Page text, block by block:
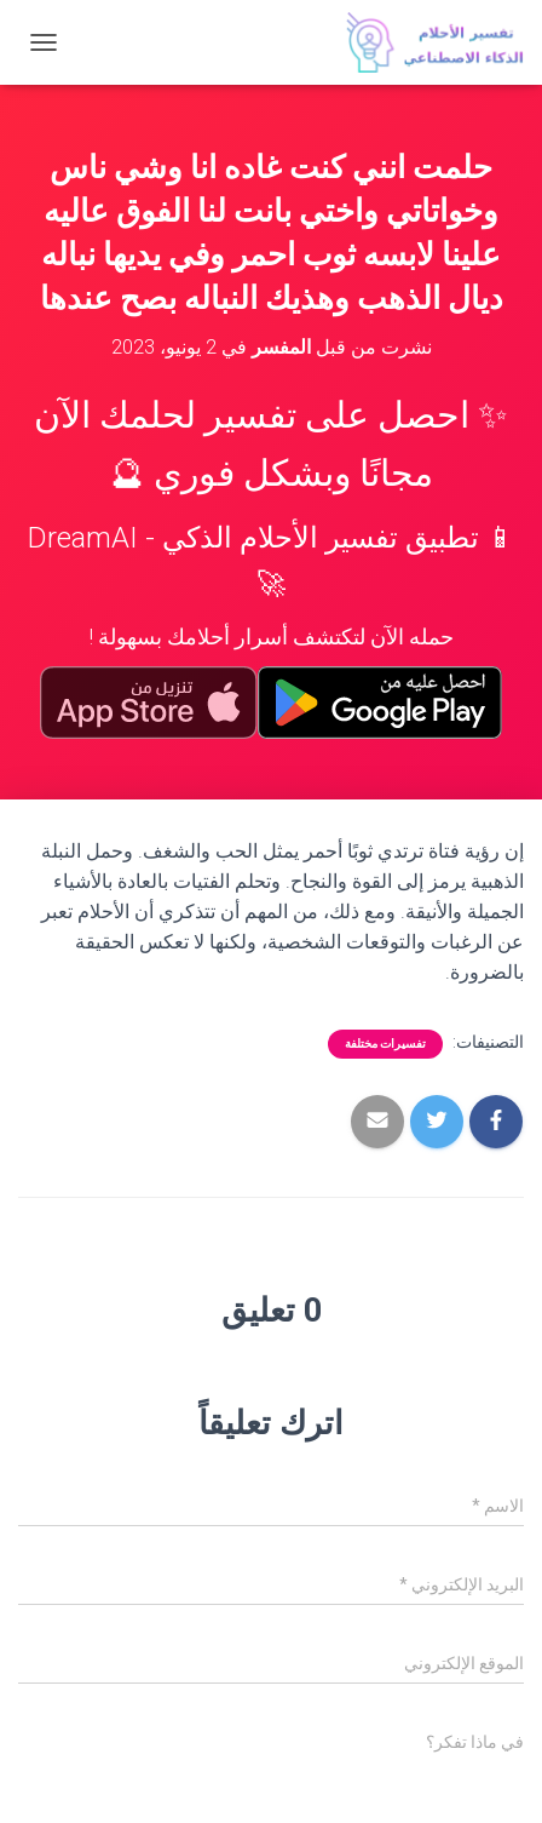
ب
ق
حلمت انني كنت غاده انا وشي ناس
وخواتاتي واختي بانت لنا الفوق عاليه
علينا لابسه ثوب احمر وفي يديها نباله
ديال الذهب وهذيك النباله بصح عندها
نشرت من قبلالمفسر في2 يونيو، 2023
✨ احصل على تفسير لحلمك الآن
مجانًا وبشكل فوري 🔮
📱 تطبيق تفسير الأحلام الذكي - DreamAI
🚀
حمله الآن لتكتشف أسرار أحلامك بسهولة !
إن رؤية فتاة ترتدي ثوبًا أحمر يمثل الحب والشغف. وحمل النبلة
الذهبية يرمز إلى القوة والنجاح. وتحلم الفتيات بالعادة بالأشياء
الجميلة والأنيقة. ومع ذلك، من المهم أن تتذكري أن الأحلام تعبر
عن الرغبات والتوقعات الشخصية، ولكنها لا تعكس الحقيقة
بالضرورة.
التصنيفات: تفسيرات مختلفة
0 تعليق
اترك تعليقاً
الاسم *
البريد الإلكتروني *
الموقع الإلكتروني
في ماذا تفكر؟